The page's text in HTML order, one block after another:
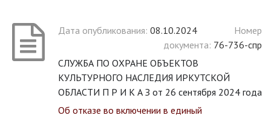
Дата опубликования: 08.10.2024
Номер
документа: 76-736-спр
СЛУЖБА ПО ОХРАНЕ ОБЪЕКТОВ
КУЛЬТУРНОГО НАСЛЕДИЯ ИРКУТСКОЙ
ОБЛАСТИ П Р И К А З от 26 сентября 2024 года
Об отказе во включении в единый